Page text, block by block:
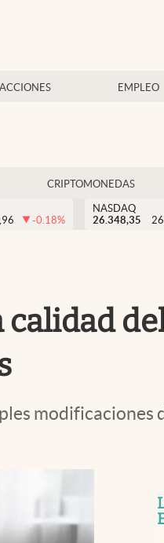
ACCIONES EMPLEO
CRIPTOMONEDAS
-0.18%
NASDAQ
26.348,35
modificaciones